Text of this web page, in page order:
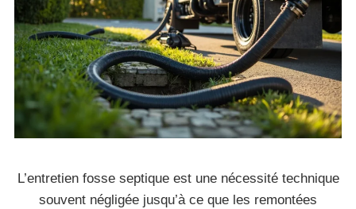
L’entretien fosse septique est une nécessité technique
souvent négligée jusqu’à ce que les remontées